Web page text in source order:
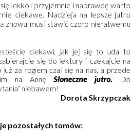
lekko i przyjemnie i naprawdę warto
ciekawe. Nadzieja na lepsze jutro
znowu musi stawić czoło niełatwemu
ciekawi, jak jej się to uda to
się do lektury i czekajcie na
już za rogiem czai się na nas, a przede
na Annę Słoneczne jutro. Do
niebawem!
Dorota Skrzypczak
pozostałych tomów: